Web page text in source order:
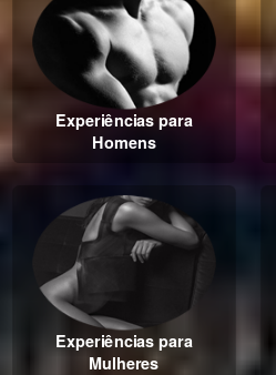
Experiências para
Homens
Experiências para
Mulheres